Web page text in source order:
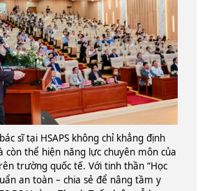
sĩ tại HSAPS không chỉ khẳng định
còn thể hiện năng lực chuyên môn của
trường quốc tế. Với tinh thần “Học
an toàn – chia sẻ để nâng tầm y